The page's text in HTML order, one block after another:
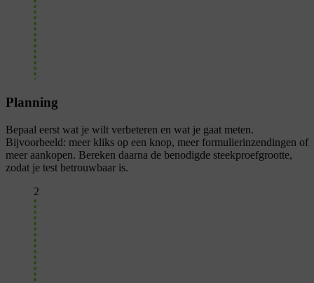
Planning
Bepaal eerst wat je wilt verbeteren en wat je gaat meten.
Bijvoorbeeld: meer kliks op een knop, meer formulierinzendingen of
meer aankopen. Bereken daarna de benodigde steekproefgrootte,
zodat je test betrouwbaar is.
2